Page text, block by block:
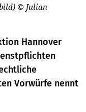
© Julian
Hannover
Vorwürfe nennt